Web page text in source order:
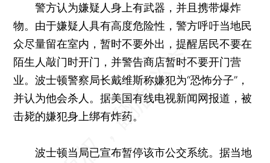
警方认为嫌疑人身上有武器，并且携带爆炸
物。由于嫌疑人具有高度危险性，警方呼吁当地民
众尽量留在室内，暂时不要外出，提醒居民不要在
陌生人敲门时开门，并警告商店暂时不要开门营
业。波士顿警察局长戴维斯称嫌犯为“恐怖分子”，
并认为他会杀人。据美国有线电视新闻网报道，被
击毙的嫌犯身上绑有炸药。
波士顿当局已宣布暂停该市公交系统。据当地